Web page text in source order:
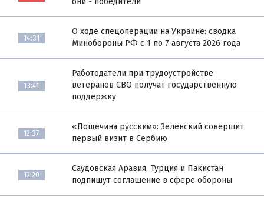
14:31
О ходе спецоперации на Украине: сводка
Минобороны РФ с 1 по 7 августа 2026 года
13:41
Работодатели при трудоустройстве
ветеранов СВО получат государственную
поддержку
12:37
«Пощёчина русским»: Зеленский совершит
первый визит в Сербию
12:20
Саудовская Аравия, Турция и Пакистан
подпишут соглашение в сфере обороны